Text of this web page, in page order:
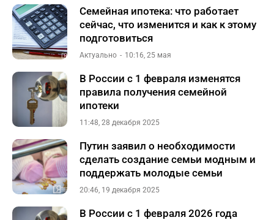
Семейная ипотека: что работает
сейчас, что изменится и как к этому
подготовиться
Актуально 10:16, 25 мая
В России с 1 февраля изменятся
правила получения семейной
ипотеки
11:48, 28 декабря 2025
Путин заявил о необходимости
сделать создание семьи модным и
поддержать молодые семьи
20:46, 19 декабря 2025
В России с 1 февраля 2026 года